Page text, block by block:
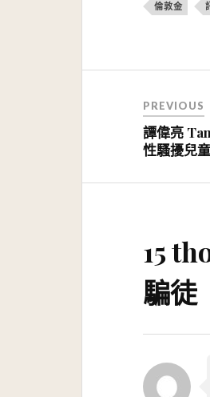
倫敦金
覽
PREVIOUS
譚偉亮
性騷擾兒
15
騙徒